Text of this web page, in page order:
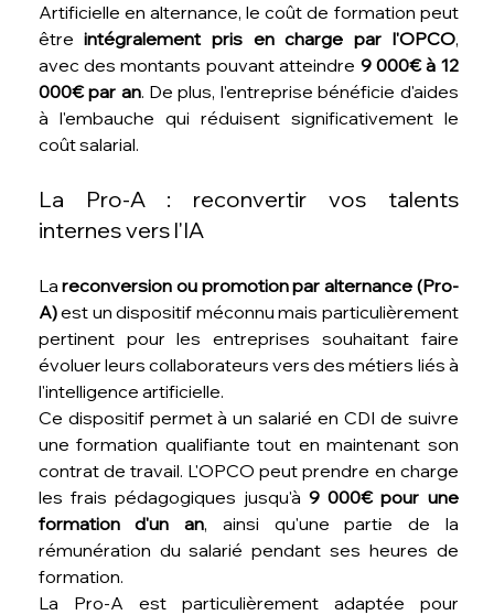
Artificielle en alternance, le coût de formation peut
être intégralement pris en charge par l'OPCO,
avec des montants pouvant atteindre 9 000€ à 12
000€ par an. De plus, l'entreprise bénéficie d'aides
à l'embauche qui réduisent significativement le
coût salarial.
La Pro-A : reconvertir vos talents
internes vers l'IA
La reconversion ou promotion par alternance (Pro-
A) est un dispositif méconnu mais particulièrement
pertinent pour les entreprises souhaitant faire
évoluer leurs collaborateurs vers des métiers liés à
l'intelligence artificielle.
Ce dispositif permet à un salarié en CDI de suivre
une formation qualifiante tout en maintenant son
contrat de travail. L'OPCO peut prendre en charge
les frais pédagogiques jusqu'à 9 000€ pour une
formation d'un an, ainsi qu'une partie de la
rémunération du salarié pendant ses heures de
formation.
La Pro-A est particulièrement adaptée pour